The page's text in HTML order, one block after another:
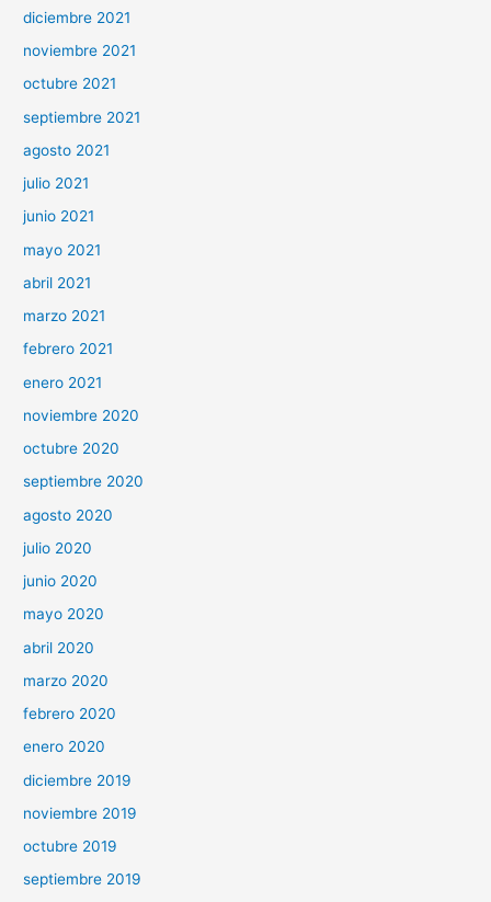
diciembre 2021
noviembre 2021
octubre 2021
septiembre 2021
agosto 2021
julio 2021
junio 2021
mayo 2021
abril 2021
marzo 2021
febrero 2021
enero 2021
noviembre 2020
octubre 2020
septiembre 2020
agosto 2020
julio 2020
junio 2020
mayo 2020
abril 2020
marzo 2020
febrero 2020
enero 2020
diciembre 2019
noviembre 2019
octubre 2019
septiembre 2019